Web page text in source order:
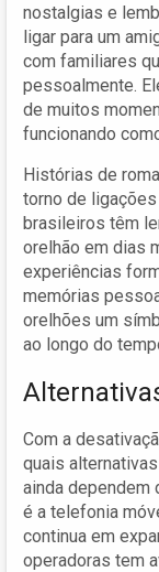
nostalgias e
ligar para um
com familiares
pessoalmente.
de muitos
funcionando
Histórias de
torno de
brasileiros têm
orelhão em dias
experiências
memórias
orelhões um
ao longo do
Com a
quais
ainda dependem
é a telefonia
continua em
operadoras tem